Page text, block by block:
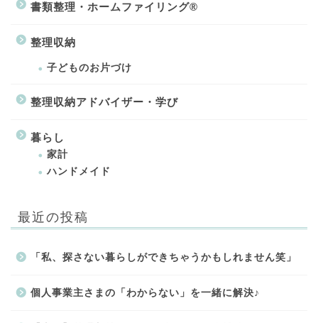
書類整理・ホームファイリング®
整理収納
子どものお片づけ
整理収納アドバイザー・学び
暮らし
家計
ハンドメイド
最近の投稿
「私、探さない暮らしができちゃうかもしれません笑」
個人事業主さまの「わからない」を一緒に解決♪